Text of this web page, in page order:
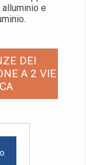
e
DEI
A 2 VIE